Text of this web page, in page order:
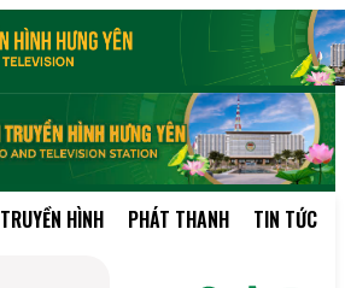
TRUYỀN HÌNH PHÁT THANH TIN TỨC